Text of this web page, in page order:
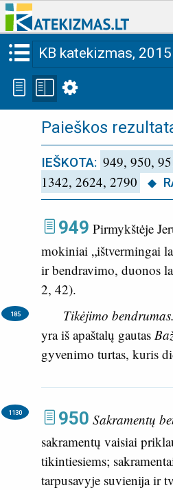
KB katekizmas, 2015
Paieškos
IEŠKOTA: 949, 950,
1342, 2624, 2790
949 Pirmykštėje
mokiniai „ištvermingai
ir bendravimo, duonos
2, 42).
185 Tikėjimo bendrumas.
yra iš apaštalų gautas
gyvenimo turtas, kuris
950
1130 Sakramentų
sakramentų vaisiai
tikintiesiems;
tarpusavyje suvienija ir